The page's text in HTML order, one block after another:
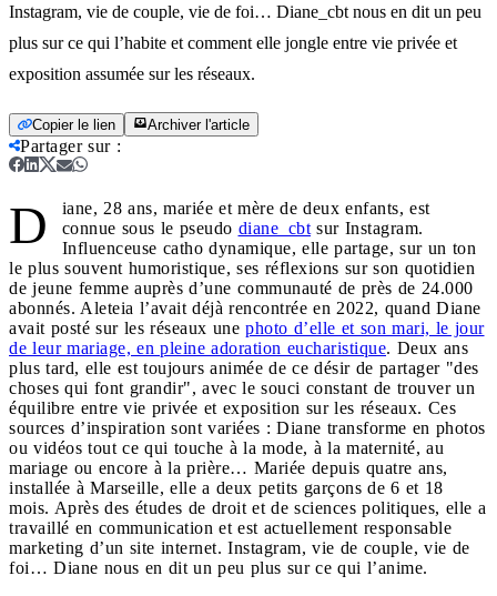
Instagram, vie de couple, vie de foi… Diane_cbt nous en dit un peu
plus sur ce qui l’habite et comment elle jongle entre vie privée et
exposition assumée sur les réseaux.
Copier le lien Archiver l'article
Partager sur:
D
iane, 28 ans, mariée et mère de deux enfants, est
connue sous le pseudo diane_cbt sur Instagram.
Influenceuse catho dynamique, elle partage, sur un ton
le plus souvent humoristique, ses réflexions sur son quotidien
de jeune femme auprès d’une communauté de près de 24.000
abonnés. Aleteia l’avait déjà rencontrée en 2022, quand Diane
avait posté sur les réseaux une photo d’elle et son mari, le jour
de leur mariage, en pleine adoration eucharistique. Deux ans
plus tard, elle est toujours animée de ce désir de partager "des
choses qui font grandir", avec le souci constant de trouver un
équilibre entre vie privée et exposition sur les réseaux. Ces
sources d’inspiration sont variées : Diane transforme en photos
ou vidéos tout ce qui touche à la mode, à la maternité, au
mariage ou encore à la prière… Mariée depuis quatre ans,
installée à Marseille, elle a deux petits garçons de 6 et 18
mois. Après des études de droit et de sciences politiques, elle a
travaillé en communication et est actuellement responsable
marketing d’un site internet. Instagram, vie de couple, vie de
foi… Diane nous en dit un peu plus sur ce qui l’anime.